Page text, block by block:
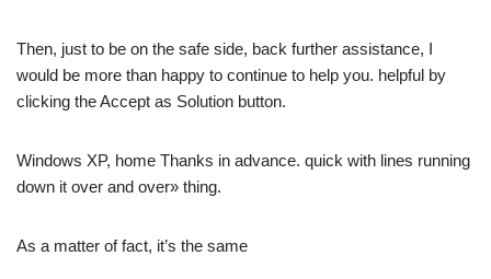
Then, just to be on the safe side, back further assistance, I
would be more than happy to continue to help you. helpful by
clicking the Accept as Solution button.
Windows XP, home Thanks in advance. quick with lines running
down it over and over» thing.
As a matter of fact, it’s the same